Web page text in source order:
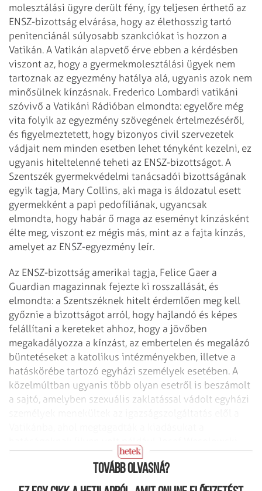
molesztálási ügyre derült fény, így teljesen érthető az
ENSZ-bizottság elvárása, hogy az élethosszig tartó
penitenciánál súlyosabb szankciókat is hozzon a
Vatikán. A Vatikán alapvető érve ebben a kérdésben
viszont az, hogy a gyermekmolesztálási ügyek nem
tartoznak az egyezmény hatálya alá, ugyanis azok nem
minősülnek kínzásnak. Frederico Lombardi vatikáni
szóvivő a Vatikáni Rádióban elmondta: egyelőre még
vita folyik az egyezmény szövegének értelmezéséről,
és figyelmeztetett, hogy bizonyos civil szervezetek
vádjait nem minden esetben lehet tényként kezelni, ez
ugyanis hiteltelenné teheti az ENSZ-bizottságot. A
Szentszék gyermekvédelmi tanácsadói bizottságának
egyik tagja, Mary Collins, aki maga is áldozatul esett
gyermekként a papi pedofíliának, ugyancsak
elmondta, hogy habár ő maga az eseményt kínzásként
élte meg, viszont ez mégis más, mint az a fajta kínzás,
amelyet az ENSZ-egyezmény leír.
Az ENSZ-bizottság amerikai tagja, Felice Gaer a
Guardian magazinnak fejezte ki rosszallását, és
elmondta: a Szentszéknek hitelt érdemlően meg kell
győznie a bizottságot arról, hogy hajlandó és képes
felállítani a kereteket ahhoz, hogy a jövőben
megakadályozza a kínzást, az embertelen és megalázó
büntetéseket a katolikus intézményekben, illetve a
hatáskörébe tartozó egyházi személyek esetében. A
közelmúltban ugyanis több olyan eset­ről is beszámolt
a sajtó, amelyben szexuális zaklatással vádolt egyházi
érsek esete idén januárban).
Tovább olvasná?